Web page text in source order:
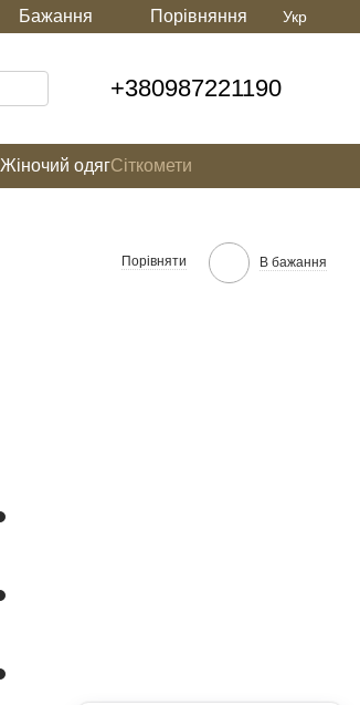
Бажання Порівняння Укр
+380987221190
Жіночий одягСіткомети
Порівняти В бажання